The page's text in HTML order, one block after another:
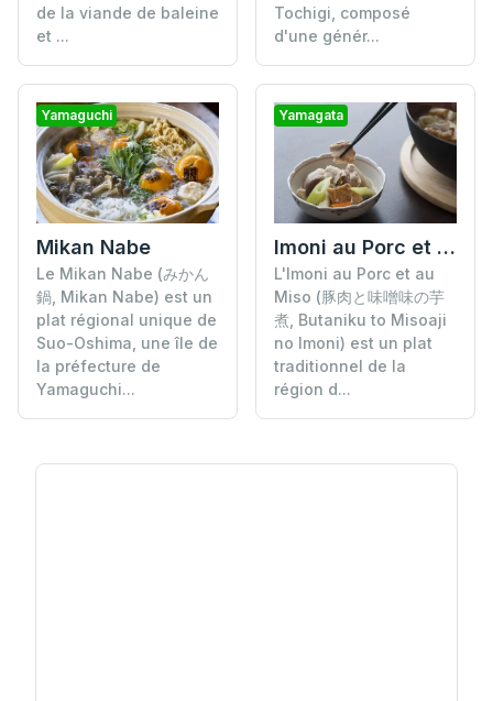
de la viande de baleine
et ...
Tochigi, composé
d'une génér...
Yamaguchi
Mikan Nabe
Le Mikan Nabe (みかん
鍋, Mikan Nabe) est un
plat régional unique de
Suo-Oshima, une île de
la préfecture de
Yamaguchi...
Yamagata
Imoni au Porc et au Miso
L'Imoni au Porc et au
Miso (豚肉と味噌味の芋
煮, Butaniku to Misoaji
no Imoni) est un plat
traditionnel de la
région d...